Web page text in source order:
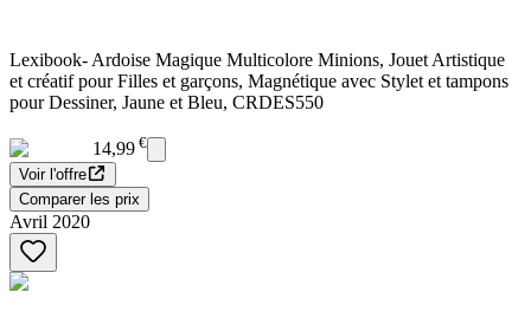
Lexibook- Ardoise Magique Multicolore Minions, Jouet Artistique
et créatif pour Filles et garçons, Magnétique avec Stylet et tampons
pour Dessiner, Jaune et Bleu, CRDES550
14,99 €
Voir l'offre
Comparer les prix
Avril 2020